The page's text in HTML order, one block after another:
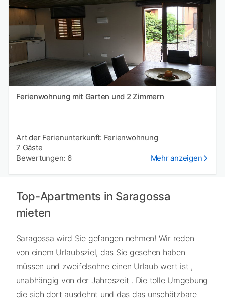
Ferienwohnung mit Garten und 2 Zimmern
Art der Ferienunterkunft: Ferienwohnung
7 Gäste
Bewertungen: 6
Mehr anzeigen
Top-Apartments in Saragossa
mieten
Saragossa wird Sie gefangen nehmen! Wir reden
von einem Urlaubsziel, das Sie gesehen haben
müssen und zweifelsohne einen Urlaub wert ist ,
unabhängig von der Jahreszeit . Die tolle Umgebung
die sich dort ausdehnt und das das unschätzbare